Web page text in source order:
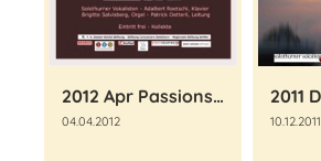
2012 Apr Passionskonzert
04.04.2012 10.12.2011